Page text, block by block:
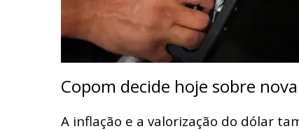
Copom decide hoje sobre
A inflação e a valorização do dólar